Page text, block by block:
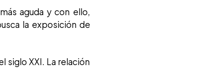
aguda y con ello,
la exposición de
siglo XXI. La relación